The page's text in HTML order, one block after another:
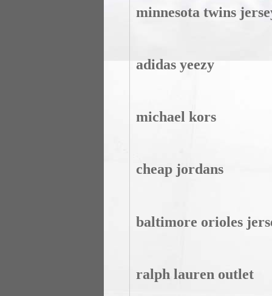
minnesota twins
adidas yeezy
michael kors
cheap jordans
baltimore orioles
ralph lauren outlet